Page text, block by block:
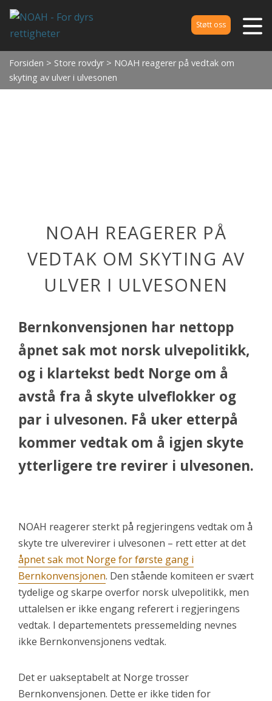
Støtt oss
Forsiden > Store rovdyr > NOAH reagerer på vedtak om
skyting av ulver i ulvesonen
NOAH REAGERER PÅ
VEDTAK OM SKYTING AV
ULVER I ULVESONEN
Bernkonvensjonen har nettopp
åpnet sak mot norsk ulvepolitikk,
og i klartekst bedt Norge om å
avstå fra å skyte ulveflokker og
par i ulvesonen. Få uker etterpå
kommer vedtak om å igjen skyte
ytterligere tre revirer i ulvesonen.
NOAH reagerer sterkt på regjeringens vedtak om å
skyte tre ulverevirer i ulvesonen – rett etter at det
åpnet sak mot Norge for første gang i
Bernkonvensjonen. Den stående komiteen er svært
tydelige og skarpe overfor norsk ulvepolitikk, men
uttalelsen er ikke engang referert i regjeringens
vedtak. I departementets pressemelding nevnes
ikke Bernkonvensjonens vedtak.
Det er uakseptabelt at Norge trosser
Bernkonvensjonen. Dette er ikke tiden for